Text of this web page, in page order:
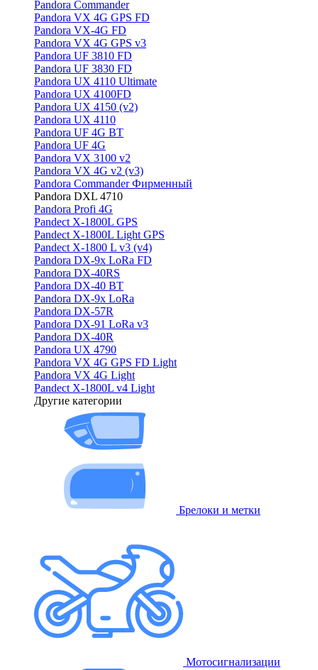
Pandora Commander
Pandora VX 4G GPS FD
Pandora VX-4G FD
Pandora VX 4G GPS v3
Pandora UF 3810 FD
Pandora UF 3830 FD
Pandora UX 4110 Ultimate
Pandora UX 4100FD
Pandora UX 4150 (v2)
Pandora UX 4110
Pandora UF 4G BT
Pandora UF 4G
Pandora VX 3100 v2
Pandora VX 4G v2 (v3)
Pandora Commander Фирменный
Pandora DXL 4710
Pandora Profi 4G
Pandect X-1800L GPS
Pandect X-1800L Light GPS
Pandect X-1800 L v3 (v4)
Pandora DX-9x LoRa FD
Pandora DX-40RS
Pandora DX-40 BT
Pandora DX-9x LoRa
Pandora DX-57R
Pandora DX-91 LoRa v3
Pandora DX-40R
Pandora UX 4790
Pandora VX 4G GPS FD Light
Pandora VX 4G Light
Pandect X-1800L v4 Light
Другие категории
Брелоки и метки
Мотосигнализации